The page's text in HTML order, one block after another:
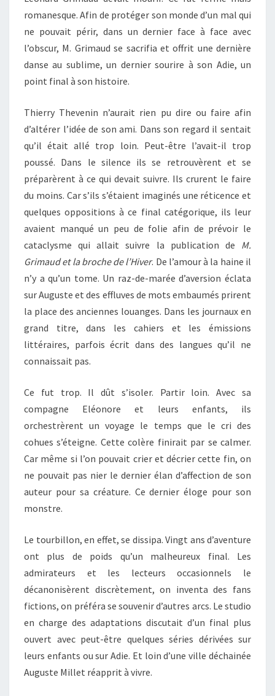
romanesque. Afin de protéger son monde d’un mal qui
ne pouvait périr, dans un dernier face à face avec
l’obscur, M. Grimaud se sacrifia et offrit une dernière
danse au sublime, un dernier sourire à son Adie, un
point final à son histoire.
Thierry Thevenin n’aurait rien pu dire ou faire afin
d’altérer l’idée de son ami. Dans son regard il sentait
qu’il était allé trop loin. Peut-être l’avait-il trop
poussé. Dans le silence ils se retrouvèrent et se
préparèrent à ce qui devait suivre. Ils crurent le faire
du moins. Car s’ils s’étaient imaginés une réticence et
quelques oppositions à ce final catégorique, ils leur
avaient manqué un peu de folie afin de prévoir le
cataclysme qui allait suivre la publication de M.
Grimaud et la broche de l’Hiver. De l’amour à la haine il
n’y a qu’un tome. Un raz-de-marée d’aversion éclata
sur Auguste et des effluves de mots embaumés prirent
la place des anciennes louanges. Dans les journaux en
grand titre, dans les cahiers et les émissions
littéraires, parfois écrit dans des langues qu’il ne
connaissait pas.
Ce fut trop. Il dût s’isoler. Partir loin. Avec sa
compagne Eléonore et leurs enfants, ils
orchestrèrent un voyage le temps que le cri des
cohues s’éteigne. Cette colère finirait par se calmer.
Car même si l’on pouvait crier et décrier cette fin, on
ne pouvait pas nier le dernier élan d’affection de son
auteur pour sa créature. Ce dernier éloge pour son
monstre.
Le tourbillon, en effet, se dissipa. Vingt ans d’aventure
ont plus de poids qu’un malheureux final. Les
admirateurs et les lecteurs occasionnels le
décanonisèrent discrètement, on inventa des fans
fictions, on préféra se souvenir d’autres arcs. Le studio
en charge des adaptations discutait d’un final plus
ouvert avec peut-être quelques séries dérivées sur
leurs enfants ou sur Adie. Et loin d’une ville déchainée
Auguste Millet réapprit à vivre.